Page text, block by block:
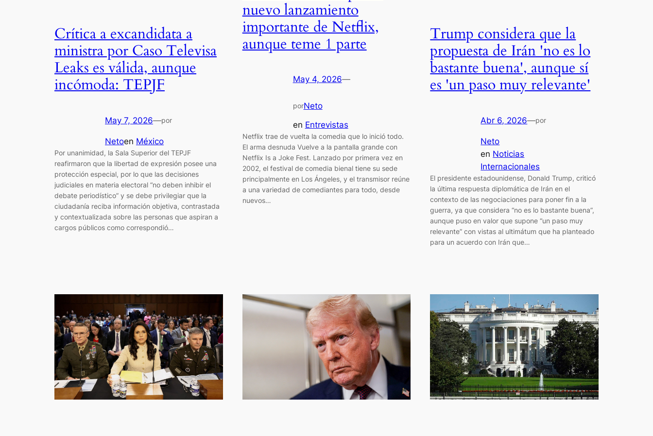
Crítica a excandidata a
ministra por Caso Televisa
Leaks es válida, aunque
incómoda: TEPJF
May 7, 2026—por
Netoen México
Por unanimidad, la Sala Superior del TEPJF
reafirmaron que la libertad de expresión posee una
protección especial, por lo que las decisiones
judiciales en materia electoral “no deben inhibir el
debate periodístico” y se debe privilegiar que la
ciudadanía reciba información objetiva, contrastada
y contextualizada sobre las personas que aspiran a
cargos públicos como correspondió…
nuevo lanzamiento
importante de Netflix,
aunque teme 1 parte
May 4, 2026—
porNeto
en Entrevistas
Netflix trae de vuelta la comedia que lo inició todo.
El arma desnuda Vuelve a la pantalla grande con
Netflix Is a Joke Fest. Lanzado por primera vez en
2002, el festival de comedia bienal tiene su sede
principalmente en Los Ángeles, y el transmisor reúne
a una variedad de comediantes para todo, desde
nuevos…
Trump considera que la
propuesta de Irán 'no es lo
bastante buena', aunque sí
es 'un paso muy relevante'
Abr 6, 2026—por
Neto
en Noticias
Internacionales
El presidente estadounidense, Donald Trump, criticó
la última respuesta diplomática de Irán en el
contexto de las negociaciones para poner fin a la
guerra, ya que considera “no es lo bastante buena”,
aunque puso en valor que supone “un paso muy
relevante” con vistas al ultimátum que ha planteado
para un acuerdo con Irán que…